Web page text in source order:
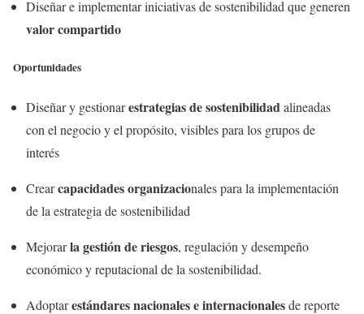
Diseñar e implementar iniciativas de sostenibilidad que generen
valor compartido
Oportunidades
Diseñar y gestionarestrategias de sostenibilidad alineadas
con el negocio y el propósito, visibles para los grupos de
interés
Crearcapacidades organizacionales para la implementación
de la estrategia de sostenibilidad
Mejorarla gestión de riesgos, regulación y desempeño
económico y reputacional de la sostenibilidad.
Adoptarestándares nacionales e internacionalesde reporte